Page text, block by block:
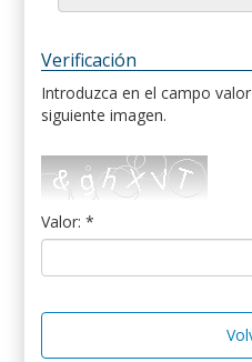
Verificación
Introduzca en el campo
siguiente imagen.
Valor: *